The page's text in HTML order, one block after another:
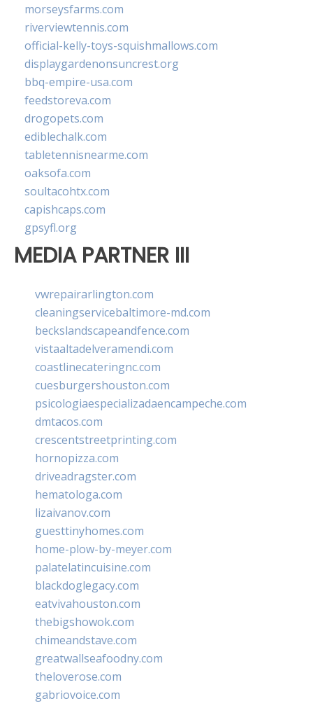
morseysfarms.com
riverviewtennis.com
official-kelly-toys-squishmallows.com
displaygardenonsuncrest.org
bbq-empire-usa.com
feedstoreva.com
drogopets.com
ediblechalk.com
tabletennisnearme.com
oaksofa.com
soultacohtx.com
capishcaps.com
gpsyfl.org
MEDIA PARTNER III
vwrepairarlington.com
cleaningservicebaltimore-md.com
beckslandscapeandfence.com
vistaaltadelveramendi.com
coastlinecateringnc.com
cuesburgershouston.com
psicologiaespecializadaencampeche.com
dmtacos.com
crescentstreetprinting.com
hornopizza.com
driveadragster.com
hematologa.com
lizaivanov.com
guesttinyhomes.com
home-plow-by-meyer.com
palatelatincuisine.com
blackdoglegacy.com
eatvivahouston.com
thebigshowok.com
chimeandstave.com
greatwallseafoodny.com
theloverose.com
gabriovoice.com